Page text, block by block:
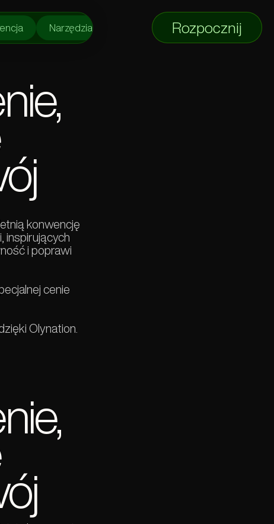
Narzędzia Kalendarz Letnia Konwencja
Rozpocznij
konwencję
inspirujących
i poprawi
cenie
Olynation.